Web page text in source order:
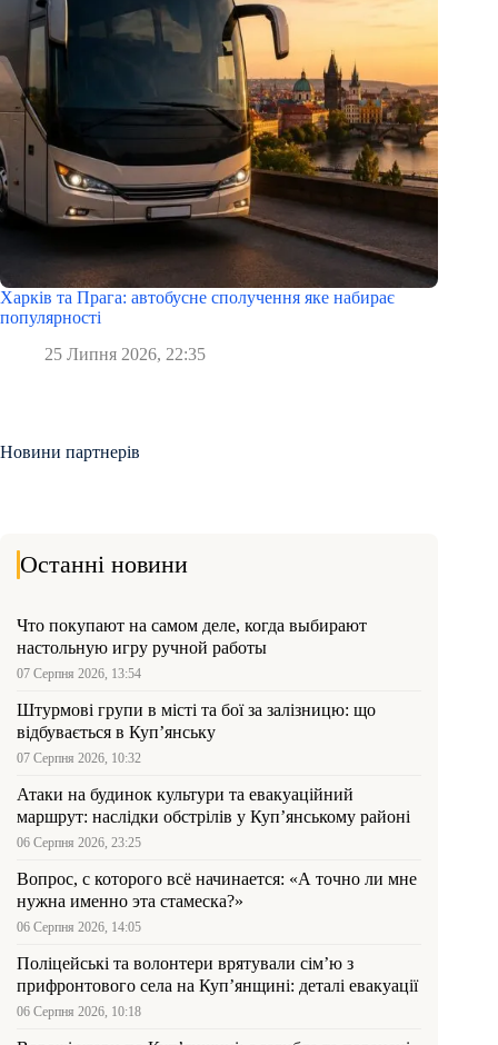
Харків та Прага: автобусне сполучення яке набирає
популярності
25 Липня 2026, 22:35
Новини партнерів
Останні новини
Что покупают на самом деле, когда выбирают
настольную игру ручной работы
07 Серпня 2026, 13:54
Штурмові групи в місті та бої за залізницю: що
відбувається в Куп’янську
07 Серпня 2026, 10:32
Атаки на будинок культури та евакуаційний
маршрут: наслідки обстрілів у Куп’янському районі
06 Серпня 2026, 23:25
Вопрос, с которого всё начинается: «А точно ли мне
нужна именно эта стамеска?»
06 Серпня 2026, 14:05
Поліцейські та волонтери врятували сім’ю з
прифронтового села на Куп’янщині: деталі евакуації
06 Серпня 2026, 10:18